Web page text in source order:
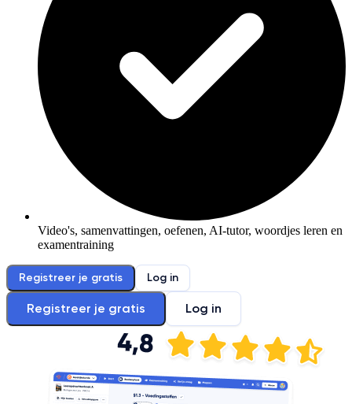
Video's, samenvattingen, oefenen, AI-tutor, woordjes leren en
examentraining
Registreer je gratis Log in
Registreer je gratis Log in